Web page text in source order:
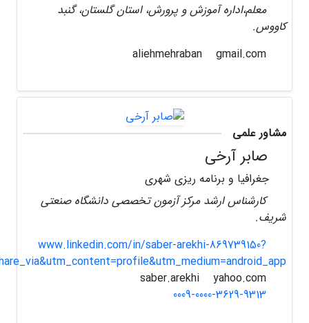
معلم،اداره آموزش و پرورش، استان گلستان، گنبد
کاووس.
gmail.com
مشاور علمی
صابر آرخی
جغرافیا و برنامه ریزی شهری
کارشناس ارشد مرکز آزمون تخصصی دانشگاه صنعتی
شریف.
www.linkedin.com/in/saber-arekhi-869739150?
yahoo.com
0009-0000-3629-9313